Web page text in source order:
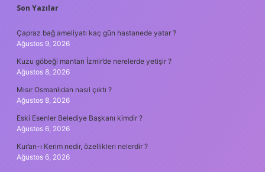
SIDEBAR
Son Yazılar
Çapraz bağ ameliyatı kaç gün hastanede yatar ?
Ağustos 9, 2026
Kuzu göbeği mantarı İzmir’de nerelerde yetişir ?
Ağustos 8, 2026
Mısır Osmanlıdan nasıl çıktı ?
Ağustos 8, 2026
Eski Esenler Belediye Başkanı kimdir ?
Ağustos 6, 2026
Kur’an-ı Kerim nedir, özellikleri nelerdir ?
Ağustos 6, 2026